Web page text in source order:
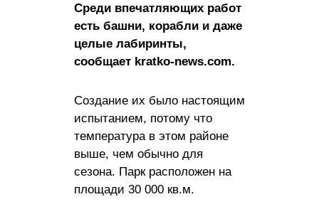
Среди впечатляющих работ
есть башни, корабли и даже
целые лабиринты,
сообщает kratko-news.com.
Создание их было настоящим
испытанием, потому что
температура в этом районе
выше, чем обычно для
сезона. Парк расположен на
площади 30 000 кв.м.